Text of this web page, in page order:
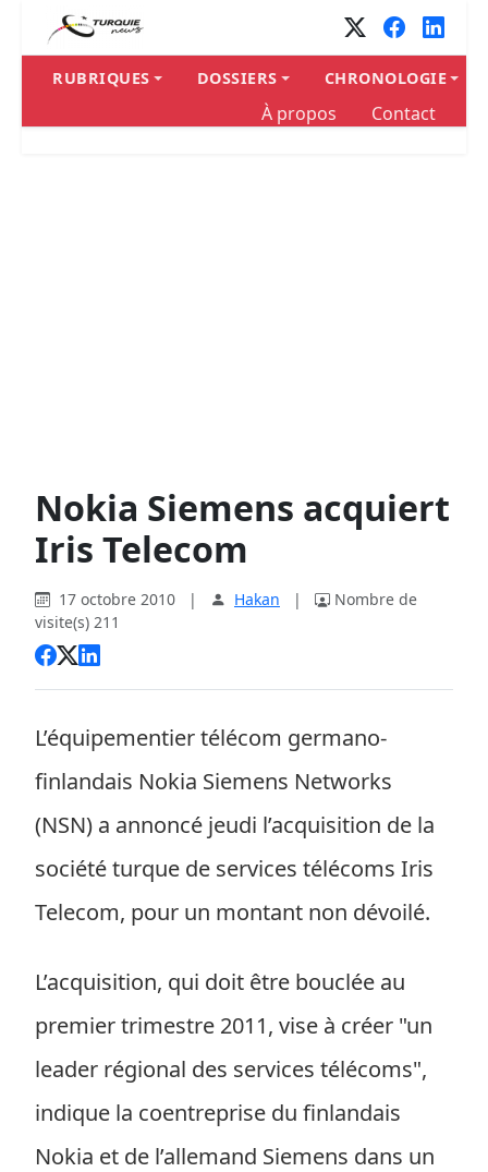
Panneau de gestion des cookies
RUBRIQUES DOSSIERS CHRONOLOGIE
À propos Contact
Nokia Siemens acquiert
Iris Telecom
17 octobre 2010 | Hakan |
Nombre de
visite(s) 211
L’équipementier télécom germano-
finlandais Nokia Siemens Networks
(NSN) a annoncé jeudi l’acquisition de la
société turque de services télécoms Iris
Telecom, pour un montant non dévoilé.
L’acquisition, qui doit être bouclée au
premier trimestre 2011, vise à créer "un
leader régional des services télécoms",
indique la coentreprise du finlandais
Nokia et de l’allemand Siemens dans un